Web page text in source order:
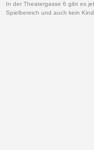
In der Theatergasse 6 gibt es
Spielbereich und auch kein